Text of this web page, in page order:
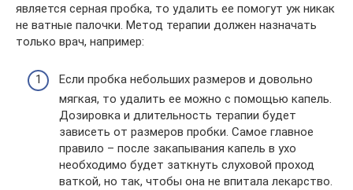
является серная пробка, то удалить ее помогут уж никак
не ватные палочки. Метод терапии должен назначать
только врач, например:
Если пробка небольших размеров и довольно
мягкая, то удалить ее можно с помощью капель.
Дозировка и длительность терапии будет
зависеть от размеров пробки. Самое главное
правило – после закапывания капель в ухо
необходимо будет заткнуть слуховой проход
ваткой, но так, чтобы она не впитала лекарство.